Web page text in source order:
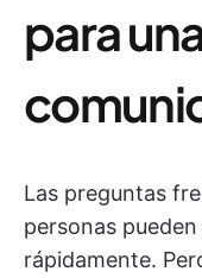
para
Las preguntas
personas
rápidamente.